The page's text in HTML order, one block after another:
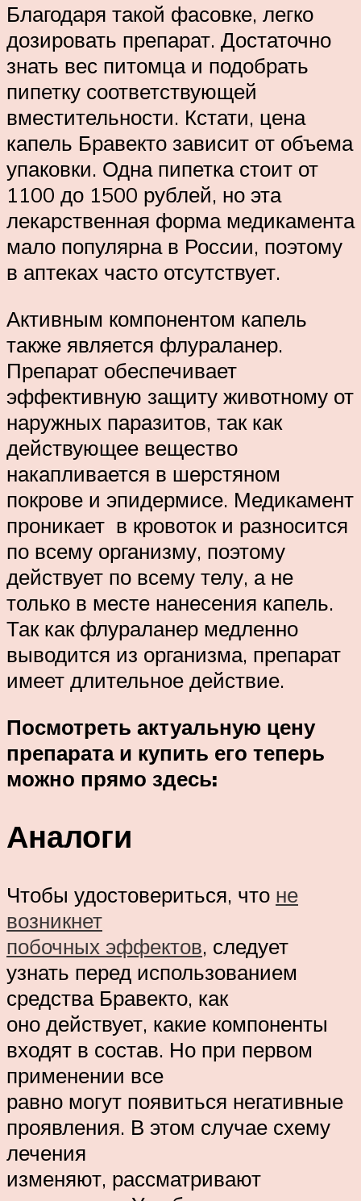
Благодаря такой фасовке, легко
дозировать препарат. Достаточно
знать вес питомца и подобрать
пипетку соответствующей
вместительности. Кстати, цена
капель Бравекто зависит от объема
упаковки. Одна пипетка стоит от
1100 до 1500 рублей, но эта
лекарственная форма медикамента
мало популярна в России, поэтому
в аптеках часто отсутствует.
Активным компонентом капель
также является флураланер.
Препарат обеспечивает
эффективную защиту животному от
наружных паразитов, так как
действующее вещество
накапливается в шерстяном
покрове и эпидермисе. Медикамент
проникает в кровоток и разносится
по всему организму, поэтому
действует по всему телу, а не
только в месте нанесения капель.
Так как флураланер медленно
выводится из организма, препарат
имеет длительное действие.
Посмотреть актуальную цену
препарата и купить его теперь
можно прямо здесь:
Аналоги
Чтобы удостовериться, что не
возникнет
побочных эффектов, следует
узнать перед использованием
средства Бравекто, как
оно действует, какие компоненты
входят в состав. Но при первом
применении все
равно могут появиться негативные
проявления. В этом случае схему
лечения
изменяют, рассматривают